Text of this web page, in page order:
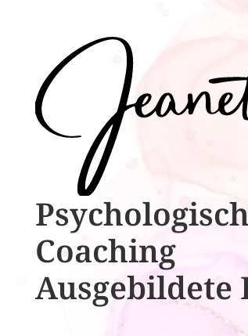
Coaching